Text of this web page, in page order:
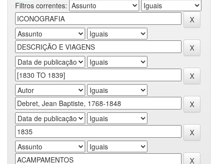
Filtros correntes: